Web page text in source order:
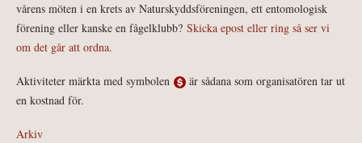
vårens möten i en krets av Naturskyddsföreningen, ett entomologisk
förening eller kanske en fågelklubb? Skicka epost eller ring så ser vi
om det går att ordna.
Aktiviteter märkta med symbolen
är sådana som organisatören tar ut
en kostnad för.
Arkiv